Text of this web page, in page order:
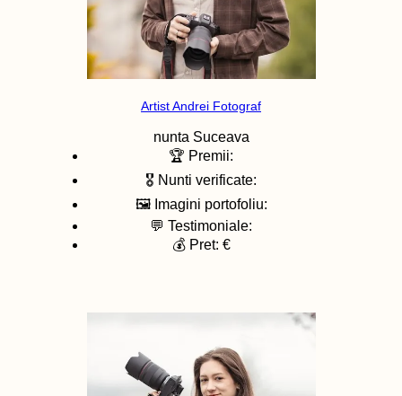
Artist Andrei Fotograf
nunta Suceava
🏆 Premii:
🎖️ Nunti verificate:
🖼️ Imagini portofoliu:
💬 Testimoniale:
💰 Pret: €